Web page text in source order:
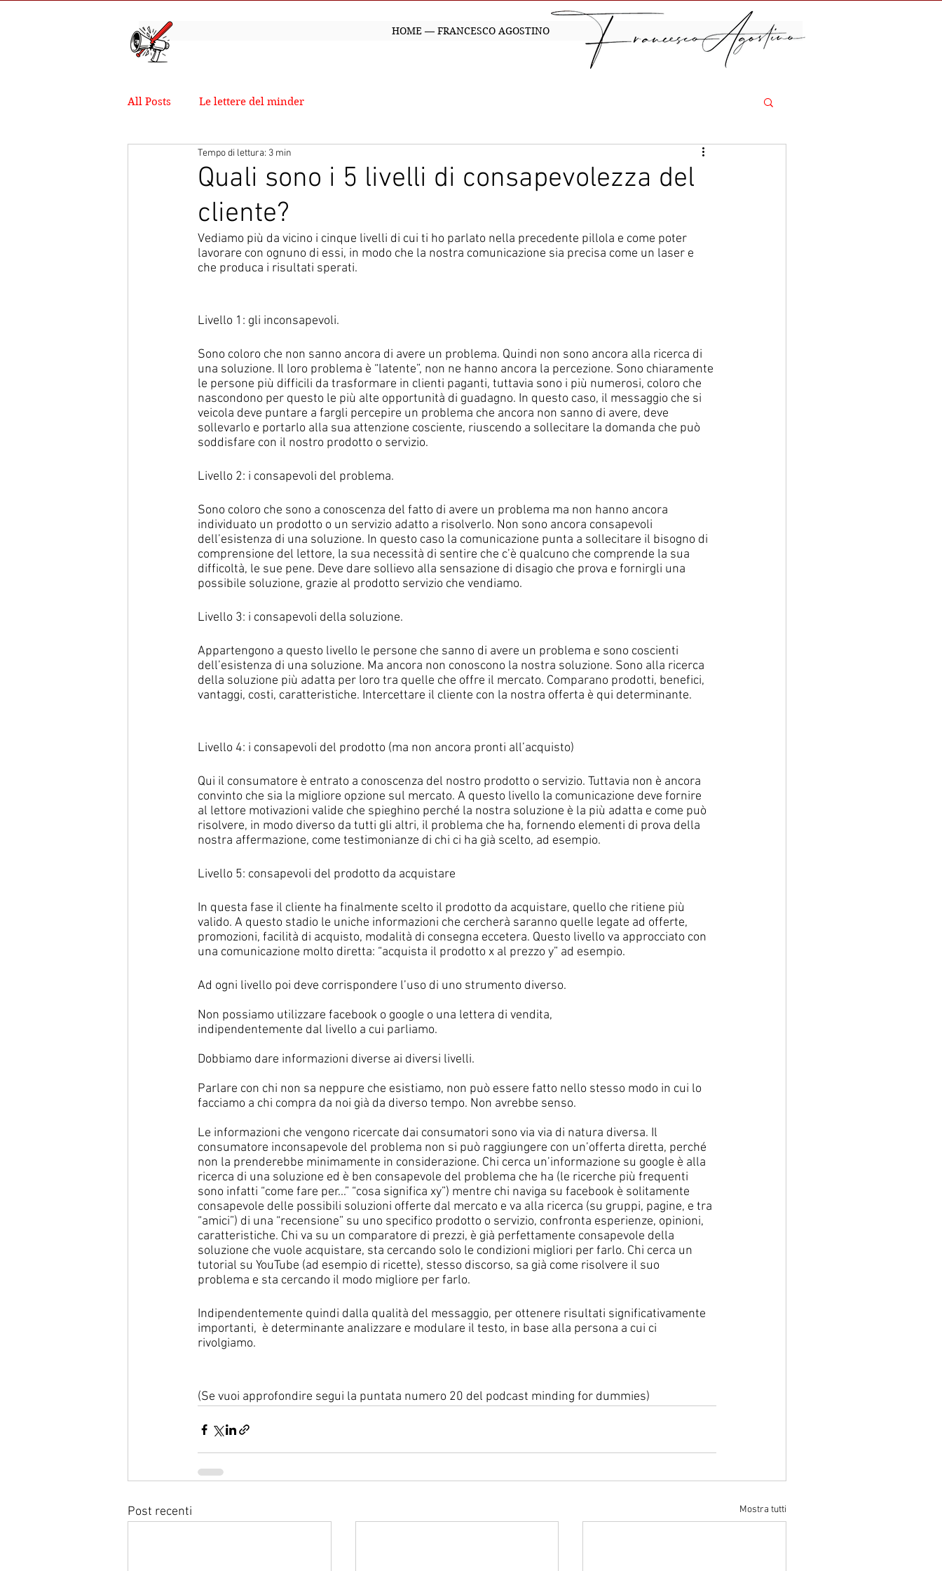
HOME — FRANCESCO AGOSTINO
All Posts Le lettere del minder
Quali sono i 5 livelli di consapevolezza del
cliente?
Tempo di lettura: 3 min
Vediamo più da vicino i cinque livelli di cui ti ho parlato nella precedente pillola e come poter
lavorare con ognuno di essi, in modo che la nostra comunicazione sia precisa come un laser e
che produca i risultati sperati.
Livello 1: gli inconsapevoli.
Sono coloro che non sanno ancora di avere un problema. Quindi non sono ancora alla ricerca di
una soluzione. Il loro problema è “latente”, non ne hanno ancora la percezione. Sono chiaramente
le persone più difficili da trasformare in clienti paganti, tuttavia sono i più numerosi, coloro che
nascondono per questo le più alte opportunità di guadagno. In questo caso, il messaggio che si
veicola deve puntare a fargli percepire un problema che ancora non sanno di avere, deve
sollevarlo e portarlo alla sua attenzione cosciente, riuscendo a sollecitare la domanda che può
soddisfare con il nostro prodotto o servizio.
Livello 2: i consapevoli del problema.
Sono coloro che sono a conoscenza del fatto di avere un problema ma non hanno ancora
individuato un prodotto o un servizio adatto a risolverlo. Non sono ancora consapevoli
dell’esistenza di una soluzione. In questo caso la comunicazione punta a sollecitare il bisogno di
comprensione del lettore, la sua necessità di sentire che c’è qualcuno che comprende la sua
difficoltà, le sue pene. Deve dare sollievo alla sensazione di disagio che prova e fornirgli una
possibile soluzione, grazie al prodotto servizio che vendiamo.
Livello 3: i consapevoli della soluzione.
Appartengono a questo livello le persone che sanno di avere un problema e sono coscienti
dell’esistenza di una soluzione. Ma ancora non conoscono la nostra soluzione. Sono alla ricerca
della soluzione più adatta per loro tra quelle che offre il mercato. Comparano prodotti, benefici,
vantaggi, costi, caratteristiche. Intercettare il cliente con la nostra offerta è qui determinante.
Livello 4: i consapevoli del prodotto (ma non ancora pronti all’acquisto)
Qui il consumatore è entrato a conoscenza del nostro prodotto o servizio. Tuttavia non è ancora
convinto che sia la migliore opzione sul mercato. A questo livello la comunicazione deve fornire
al lettore motivazioni valide che spieghino perché la nostra soluzione è la più adatta e come può
risolvere, in modo diverso da tutti gli altri, il problema che ha, fornendo elementi di prova della
nostra affermazione, come testimonianze di chi ci ha già scelto, ad esempio.
Livello 5: consapevoli del prodotto da acquistare
In questa fase il cliente ha finalmente scelto il prodotto da acquistare, quello che ritiene più
valido. A questo stadio le uniche informazioni che cercherà saranno quelle legate ad offerte,
promozioni, facilità di acquisto, modalità di consegna eccetera. Questo livello va approcciato con
una comunicazione molto diretta: “acquista il prodotto x al prezzo y” ad esempio.
Ad ogni livello poi deve corrispondere l’uso di uno strumento diverso.
Non possiamo utilizzare facebook o google o una lettera di vendita,
indipendentemente dal livello a cui parliamo.
Dobbiamo dare informazioni diverse ai diversi livelli.
Parlare con chi non sa neppure che esistiamo, non può essere fatto nello stesso modo in cui lo
facciamo a chi compra da noi già da diverso tempo. Non avrebbe senso.
Le informazioni che vengono ricercate dai consumatori sono via via di natura diversa. Il
consumatore inconsapevole del problema non si può raggiungere con un’offerta diretta, perché
non la prenderebbe minimamente in considerazione. Chi cerca un’informazione su google è alla
ricerca di una soluzione ed è ben consapevole del problema che ha (le ricerche più frequenti
sono infatti “come fare per...” “cosa significa xy”) mentre chi naviga su facebook è solitamente
consapevole delle possibili soluzioni offerte dal mercato e va alla ricerca (su gruppi, pagine, e tra
“amici”) di una “recensione” su uno specifico prodotto o servizio, confronta esperienze, opinioni,
caratteristiche. Chi va su un comparatore di prezzi, è già perfettamente consapevole della
soluzione che vuole acquistare, sta cercando solo le condizioni migliori per farlo. Chi cerca un
tutorial su YouTube (ad esempio di ricette), stesso discorso, sa già come risolvere il suo
problema e sta cercando il modo migliore per farlo.
Indipendentemente quindi dalla qualità del messaggio, per ottenere risultati significativamente
importanti,  è determinante analizzare e modulare il testo, in base alla persona a cui ci
rivolgiamo.
(Se vuoi approfondire segui la puntata numero 20 del podcast minding for dummies)
Post recenti Mostra tutti